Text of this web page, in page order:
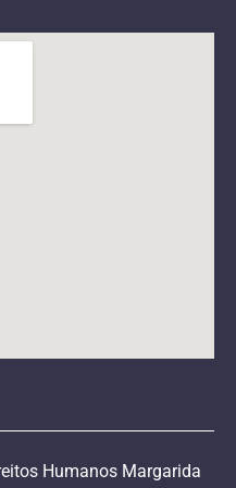
Humanos Margarida